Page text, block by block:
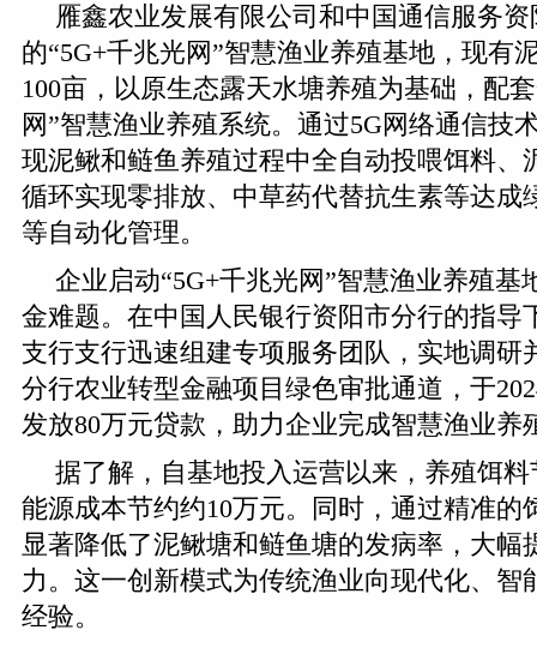
雁鑫农业发展有限公司和中国通信服务
的“5G+千兆光网”智慧渔业养殖基地，现有
100亩，以原生态露天水塘养殖为基础，配
网”智慧渔业养殖系统。通过5G网络通信技
现泥鳅和鲢鱼养殖过程中全自动投喂饵料、
循环实现零排放、中草药代替抗生素等达成
等自动化管理。
企业启动“5G+千兆光网”智慧渔业养殖基
金难题。在中国人民银行资阳市分行的指导
支行支行迅速组建专项服务团队，实地调研
分行农业转型金融项目绿色审批通道，于
发放80万元贷款，助力企业完成智慧渔业养
据了解，自基地投入运营以来，养殖饵料
能源成本节约约10万元。同时，通过精准的
显著降低了泥鳅塘和鲢鱼塘的发病率，大幅
力。这一创新模式为传统渔业向现代化、智
经验。